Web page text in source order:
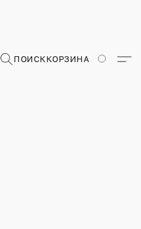
ПОИСККОРЗИНА